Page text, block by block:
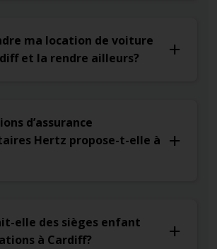
ma location de voiture
et la rendre ailleurs?
d’assurance
Hertz propose-t-elle à
elle des sièges enfant
à Cardiff?